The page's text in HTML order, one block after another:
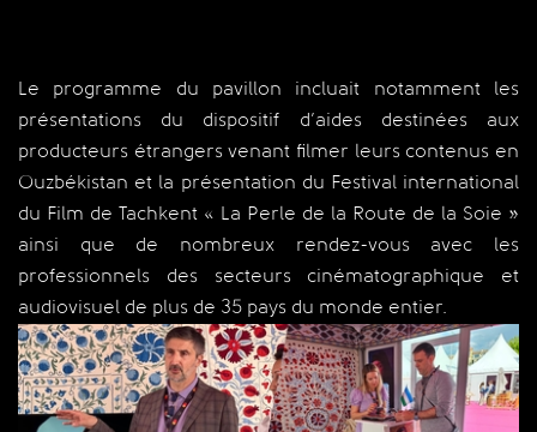
Le programme du pavillon incluait notamment les
présentations du dispositif d’aides destinées aux
producteurs étrangers venant filmer leurs contenus en
Ouzbékistan et la présentation du Festival international
du Film de Tachkent « La Perle de la Route de la Soie »
ainsi que de nombreux rendez-vous avec les
professionnels des secteurs cinématographique et
audiovisuel de plus de 35 pays du monde entier.